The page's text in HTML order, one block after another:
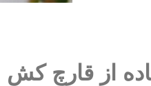
از قارچ کش